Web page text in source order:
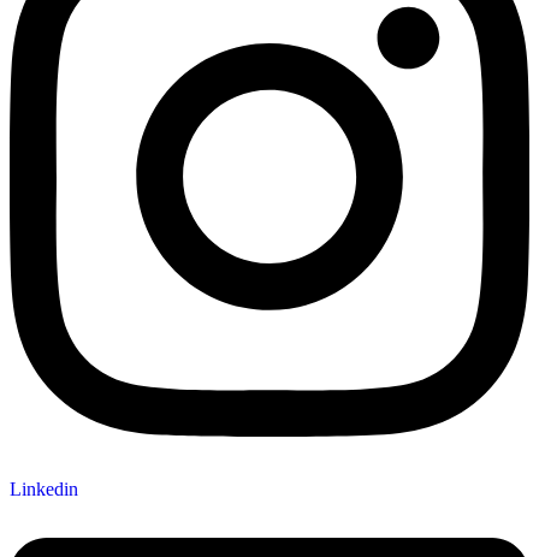
Linkedin